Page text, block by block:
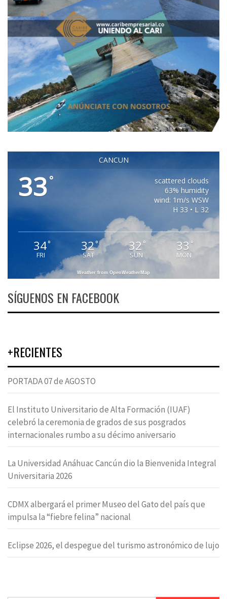
CANCUN
33°
scattered clouds
63% humidity
wind: 1m/s WSW
H 33 • L 32
34°
FRI
32°
SAT
32 °
SUN
33 °
MON
Weather from OpenWeatherMap
SÍGUENOS EN FACEBOOK
+RECIENTES
PORTADA 07 de AGOSTO
El Instituto Universitario de Alta Formación (IUAF)
celebró la ceremonia de grados de sus posgrados
internacionales rumbo a su décimo aniversario
La Universidad Anáhuac Cancún dio la Bienvenida Integral
Universitaria 2026
CDMX albergará el primer Museo del Gato del país que
impulsa la “fiebre felina” nacional
Eclipse 2026, el despegue del turismo astronómico de lujo